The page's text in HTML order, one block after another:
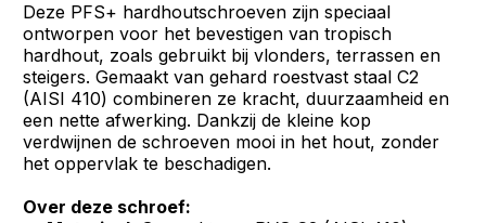
Deze PFS+ hardhoutschroeven zijn speciaal
ontworpen voor het bevestigen van tropisch
hardhout, zoals gebruikt bij vlonders, terrassen en
steigers. Gemaakt van gehard roestvast staal C2
(AISI 410) combineren ze kracht, duurzaamheid en
een nette afwerking. Dankzij de kleine kop
verdwijnen de schroeven mooi in het hout, zonder
het oppervlak te beschadigen.
Over deze schroef: